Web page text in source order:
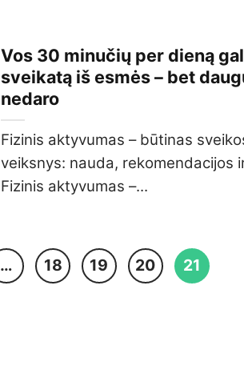
Vos 30 minučių per dieną
sveikatą iš esmės – bet
nedaro
Fizinis aktyvumas – būtinas
veiksnys: nauda, rekomendacijos
Fizinis aktyvumas –...
… 18 19 20 21